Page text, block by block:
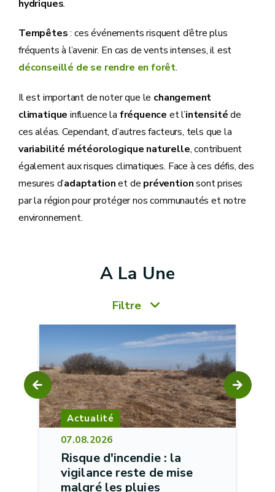
hydriques.
Tempêtes: ces événements risquent d’être plus
fréquents à l’avenir. En cas de vents intenses, il est
déconseillé de se rendre en forêt.
Il est important de noter que le changement
climatique influence la fréquence et l’intensitéde
ces aléas. Cependant, d’autres facteurs, tels que la
variabilité météorologique naturelle, contribuent
également aux risques climatiques. Face à ces défis, des
mesures d’adaptationet de préventionsont prises
par la région pour protéger nos communautés et notre
environnement.
A La Une
Filtre
Actualité
07.08.2026
Risque d'incendie : la
vigilance reste de mise
malgré les pluies